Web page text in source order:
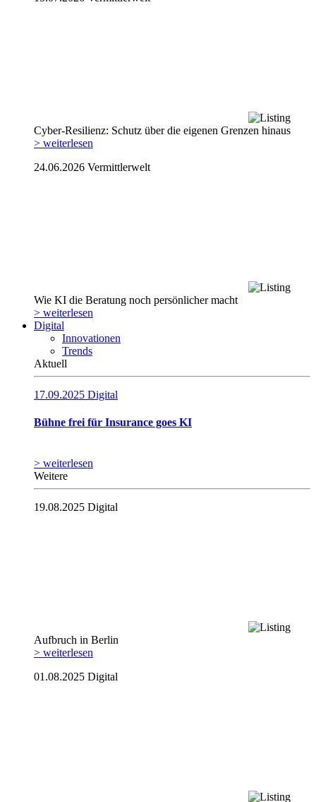
Cyber-Resilienz: Schutz über die eigenen Grenzen hinaus
> weiterlesen
24.06.2026 Vermittlerwelt
Wie KI die Beratung noch persönlicher macht
> weiterlesen
Digital
Innovationen
Trends
Aktuell
17.09.2025 Digital
Bühne frei für Insurance goes KI
> weiterlesen
Weitere
19.08.2025 Digital
Aufbruch in Berlin
> weiterlesen
01.08.2025 Digital